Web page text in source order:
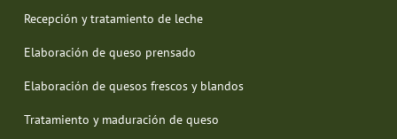
Recepción y tratamiento de leche
Elaboración de queso prensado
Elaboración de quesos frescos y blandos
Tratamiento y maduración de queso